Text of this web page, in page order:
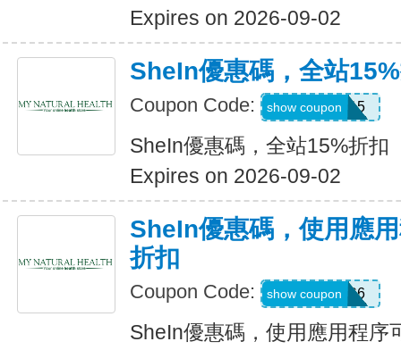
Expires on 2026-09-02
SheIn優惠碼，全站
Coupon Code: LOOMS15
show coupon
SheIn優惠碼，全站15%折扣
Expires on 2026-09-02
SheIn優惠碼，使用應
折扣
Coupon Code: 295KHS6
show coupon
SheIn優惠碼，使用應用程序